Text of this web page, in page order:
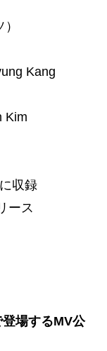
Kang
Kim
収録
ース
登場するMV公